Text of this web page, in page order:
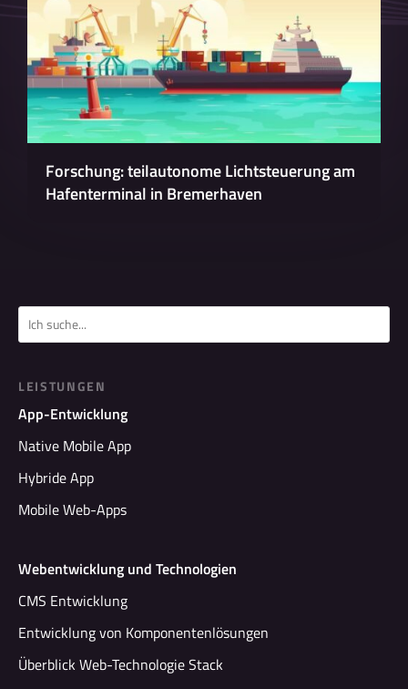
Forschung: teilautonome Lichtsteuerung am
Hafenterminal in Bremerhaven
LEISTUNGEN
App-Entwicklung
Native Mobile App
Hybride App
Mobile Web-Apps
Webentwicklung und Technologien
CMS Entwicklung
Entwicklung von Komponentenlösungen
Überblick Web-Technologie Stack